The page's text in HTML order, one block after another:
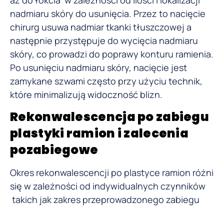
nadmiaru skóry do usunięcia. Przez to nacięcie
chirurg usuwa nadmiar tkanki tłuszczowej a
następnie przystępuje do wycięcia nadmiaru
skóry, co prowadzi do poprawy konturu ramienia.
Po usunięciu nadmiaru skóry, nacięcie jest
zamykane szwami często przy użyciu technik,
które minimalizują widoczność blizn.
Rekonwalescencja po zabiegu
plastyki ramion i zalecenia
pozabiegowe
Okres rekonwalescencji po plastyce ramion różni
się w zależności od indywidualnych czynników
takich jak zakres przeprowadzonego zabiegu